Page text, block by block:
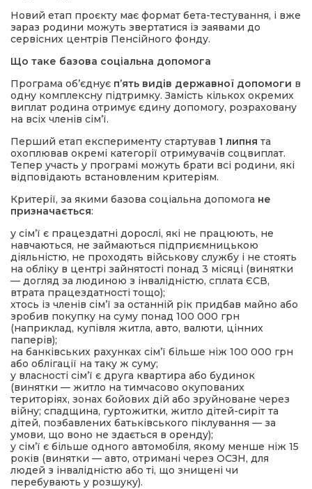
Новий етап проєкту має формат бета-тестування, і вже
зараз родини можуть звертатися із заявами до
сервісних центрів Пенсійного фонду.
Що таке базова соціальна допомога
Програма об’єднує п’ять видів державної допомоги в
одну комплексну підтримку. Замість кількох окремих
виплат родина отримує єдину допомогу, розраховану
на всіх членів сім’ї.
Перший етап експерименту стартував 1 липня та
охоплював окремі категорії отримувачів соцвиплат.
Тепер участь у програмі можуть брати всі родини, які
відповідають встановленим критеріям.
Критерії, за якими базова соціальна допомога не
призначається:
у сім’ї є працездатні дорослі, які не працюють, не
навчаються, не займаються підприємницькою
діяльністю, не проходять військову службу і не стоять
на обліку в центрі зайнятості понад 3 місяці (винятки
— догляд за людиною з інвалідністю, сплата ЄСВ,
втрата працездатності тощо);
хтось із членів сім’ї за останній рік придбав майно або
зробив покупку на суму понад 100 000 грн
(наприклад, купівля житла, авто, валюти, цінних
паперів);
на банківських рахунках сім’ї більше ніж 100 000 грн
або облігації на таку ж суму;
у власності сім’ї є друга квартира або будинок
(винятки — житло на тимчасово окупованих
територіях, зонах бойових дій або зруйноване через
війну; спадщина, гуртожитки, житло дітей-сиріт та
дітей, позбавлених батьківського піклування — за
умови, що воно не здається в оренду);
у сім’ї є більше одного автомобіля, якому менше ніж 15
років (винятки — авто, отримані через ОСЗН, для
людей з інвалідністю або ті, що знищені чи
перебувають у розшуку).